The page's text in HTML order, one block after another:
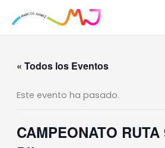
« Todos los Eventos
Este evento ha pasado.
CAMPEONATO